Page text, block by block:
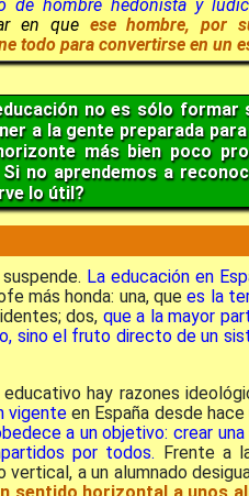
de hombre hedonista y
en que ese hombre, por
todo para convertirse en un
no es sólo
a la gente preparada
más bien poco
no aprendemos a
lo útil?
La educación en
más honda: una, quees la
dos, que a la mayor
sino el fruto directo de un
hay razones
vigenteen España desde
a un objetivo: crear
por todos. Frente a
a un alumnado